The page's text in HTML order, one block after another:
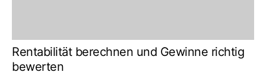
Rentabilität berechnen und Gewinne richtig
bewerten